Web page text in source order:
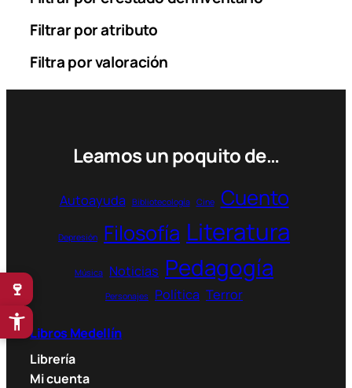
Filtrar por atributo
Filtra por valoración
Leamos un poquito de…
Autoayuda Bibliotecología Cine Cuento
Depresión Filosofía Literatura
Música Noticias Pedagogía
Personajes Política Terror
Libros Medellín
Librería
Mi cuenta
🍷